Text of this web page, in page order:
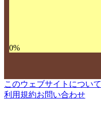
0%
このウェブサイトについて
利用規約お問い合わせ